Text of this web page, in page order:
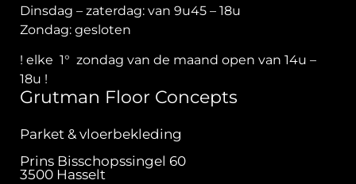
Dinsdag – zaterdag: van 9u45 – 18u
Zondag: gesloten
! elke 1° zondag van de maand open van 14u –
18u !
Grutman Floor Concepts
Parket & vloerbekleding
Prins Bisschopssingel 60
3500 Hasselt